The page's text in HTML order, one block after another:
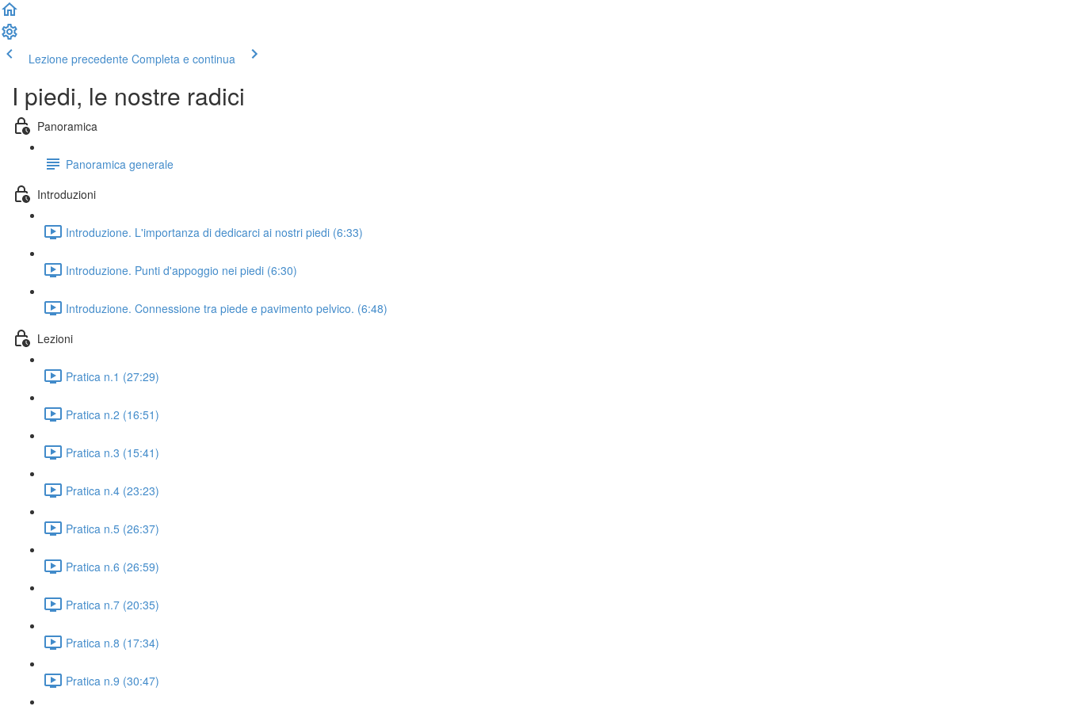
Lezione precedente Completa e continua
I piedi, le nostre radici
Panoramica
Panoramica generale
Introduzioni
Introduzione. L'importanza di dedicarci ai nostri piedi (6:33)
Introduzione. Punti d'appoggio nei piedi (6:30)
Introduzione. Connessione tra piede e pavimento pelvico. (6:48)
Lezioni
Pratica n.1 (27:29)
Pratica n.2 (16:51)
Pratica n.3 (15:41)
Pratica n.4 (23:23)
Pratica n.5 (26:37)
Pratica n.6 (26:59)
Pratica n.7 (20:35)
Pratica n.8 (17:34)
Pratica n.9 (30:47)